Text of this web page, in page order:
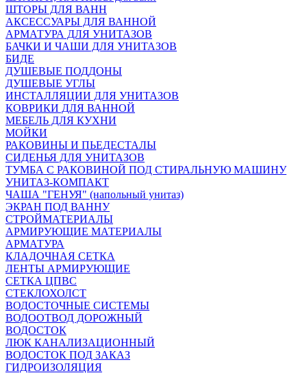
ШТОРЫ ДЛЯ ВАНН
АКСЕССУАРЫ ДЛЯ ВАННОЙ
АРМАТУРА ДЛЯ УНИТАЗОВ
БАЧКИ И ЧАШИ ДЛЯ УНИТАЗОВ
БИДЕ
ДУШЕВЫЕ ПОДДОНЫ
ДУШЕВЫЕ УГЛЫ
ИНСТАЛЛЯЦИИ ДЛЯ УНИТАЗОВ
КОВРИКИ ДЛЯ ВАННОЙ
МЕБЕЛЬ ДЛЯ КУХНИ
МОЙКИ
РАКОВИНЫ И ПЬЕДЕСТАЛЫ
СИДЕНЬЯ ДЛЯ УНИТАЗОВ
ТУМБА С РАКОВИНОЙ ПОД СТИРАЛЬНУЮ МАШИНУ
УНИТАЗ-КОМПАКТ
ЧАША "ГЕНУЯ" (напольный унитаз)
ЭКРАН ПОД ВАННУ
СТРОЙМАТЕРИАЛЫ
АРМИРУЮЩИЕ МАТЕРИАЛЫ
АРМАТУРА
КЛАДОЧНАЯ СЕТКА
ЛЕНТЫ АРМИРУЮЩИЕ
СЕТКА ЦПВС
СТЕКЛОХОЛСТ
ВОДОСТОЧНЫЕ СИСТЕМЫ
ВОДООТВОД ДОРОЖНЫЙ
ВОДОСТОК
ЛЮК КАНАЛИЗАЦИОННЫЙ
ВОДОСТОК ПОД ЗАКАЗ
ГИДРОИЗОЛЯЦИЯ